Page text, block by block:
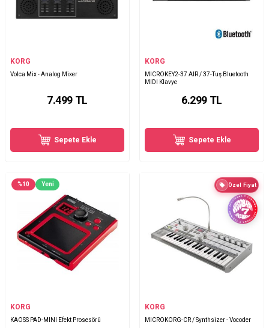
KORG
Volca Mix - Analog Mixer
7.499 TL
Sepete Ekle
KORG
MICROKEY2-37 AIR / 37-Tuş Bluetooth
MIDI Klavye
6.299 TL
Sepete Ekle
%10 Yeni
KORG
KAOSS PAD-MINI Efekt Prosesörü
Özel Fiyat
KORG
MICROKORG-CR / Synthsizer - Vocoder